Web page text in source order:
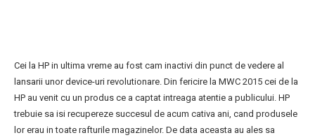
Cei la HP in ultima vreme au fost cam inactivi din punct de vedere al
lansarii unor device-uri revolutionare. Din fericire la MWC 2015 cei de la
HP au venit cu un produs ce a captat intreaga atentie a publicului. HP
trebuie sa isi recupereze succesul de acum cativa ani, cand produsele
lor erau in toate rafturile magazinelor. De data aceasta au ales sa